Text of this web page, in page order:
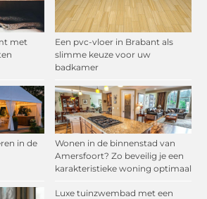
met
Een pvc-vloer in Brabant als
slimme keuze voor uw
badkamer
in de
Wonen in de binnenstad van
Amersfoort? Zo beveilig je een
karakteristieke woning optimaal
Luxe tuinzwembad met een